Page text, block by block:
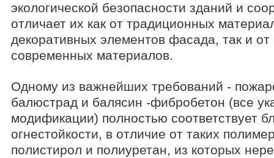
экологической безопасности зданий и
отличает их как от традиционных
декоративных элементов фасада, так и
современных материалов.
Одному из важнейших требований -
балюстрад и балясин -фибробетон (все
модификации) полностью соответствует
огнестойкости, в отличие от таких
полистирол и полиуретан, из которых